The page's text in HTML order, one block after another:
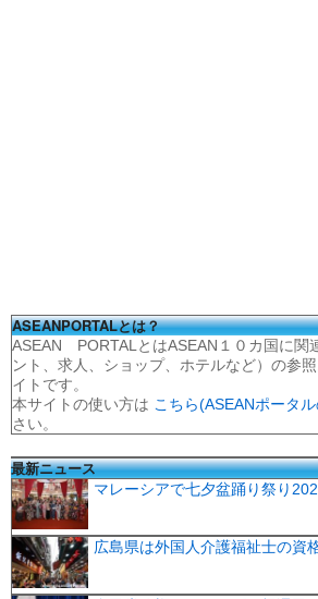
ASEANPORTALとは？
ASEAN PORTALとはASEAN１０カ国に関
ント、求人、ショップ、ホテルなど）の参
イトです。
本サイトの使い方は こちら(ASEANポータ
さい。
最新ニュース
マレーシアで七夕盆踊り祭り
広島県は外国人介護福祉士の資